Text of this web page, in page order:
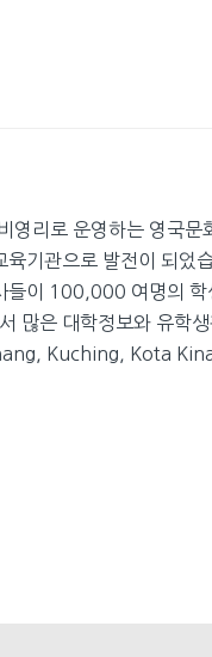
리로 운영하는 영국문
기관으로 발전이 되었
들이 100,000 여명의 학
많은 대학정보와 유학
Kuching, Kota